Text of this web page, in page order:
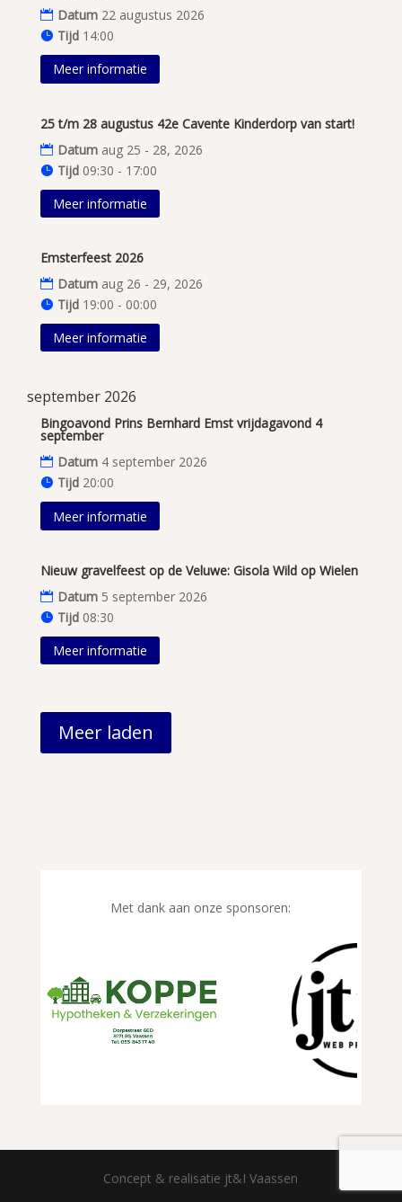
Datum 22 augustus 2026
Tijd 14:00
Meer informatie
25 t/m 28 augustus 42e Cavente Kinderdorp van start!
Datum aug 25 - 28, 2026
Tijd 09:30 - 17:00
Meer informatie
Emsterfeest 2026
Datum aug 26 - 29, 2026
Tijd 19:00 - 00:00
Meer informatie
september 2026
Bingoavond Prins Bernhard Emst vrijdagavond 4
september
Datum 4 september 2026
Tijd 20:00
Meer informatie
Nieuw gravelfeest op de Veluwe: Gisola Wild op Wielen
Datum 5 september 2026
Tijd 08:30
Meer informatie
Meer laden
Met dank aan onze sponsoren:
Concept & realisatie jt&I Vaassen